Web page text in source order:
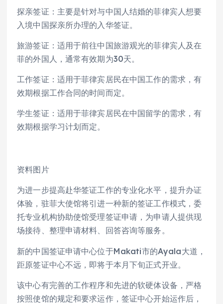
探亲签证：主要是针对与中国人结婚的菲律宾人想要
入境中国探亲所办理的入华签证。
旅游签证：适用于前往中国旅游观光的菲律宾人及在
菲的外国人，通常有效期为30天。
工作签证：适用于菲律宾居民在中国工作的需求，有
效期根据工作合同的时间而定。
学生签证：适用于菲律宾居民在中国留学的需求，有
效期根据学习计划而定。
资料图片
为进一步提高赴华签证工作的专业化水平，提升办证
体验，驻菲大使馆将引进一种新的签证工作模式，委
托专业机构协助使馆受理签证申请，为申请人提供现
场接待、整理申请材料、回答咨询等服务。
新的中国签证申请中心位于Makati市的Ayala大道，
距原签证中心不远，即将于本月下旬正式开业。
该中心有完善的工作程序和先进的软硬体设备，严格
按照使馆的规定和要求运作，签证中心开始运作后，